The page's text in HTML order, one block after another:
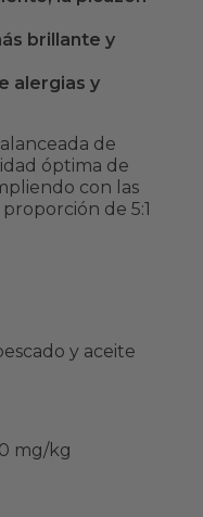
brillante y
alergias y
de
óptima de
con las
de 5:1
y aceite
mg/kg